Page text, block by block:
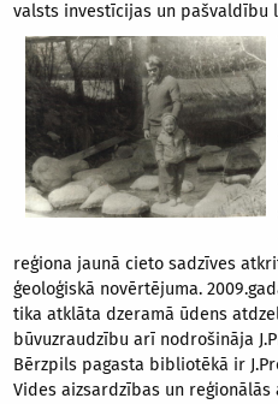
valsts investīcijas un pašvaldību
reģiona jaunā cieto sadzīves
ģeoloģiskā novērtējuma.
tika atklāta dzeramā ūdens
būvuzraudzību arī nodrošināja
Bērzpils pagasta bibliotēkā ir
Vides aizsardzības un